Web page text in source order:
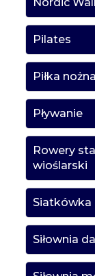
Nordic
Pilates
Piłka nożna
Pływanie
Rowery
wioślarski
Siatkówka
Siłownia